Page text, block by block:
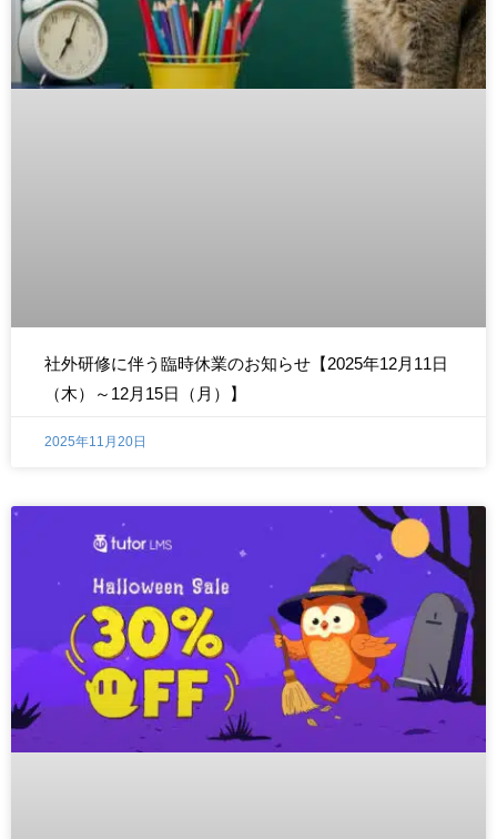
社外研修に伴う臨時休業のお知らせ【2025年12月11日
（木）～12月15日（月）】
2025年11月20日